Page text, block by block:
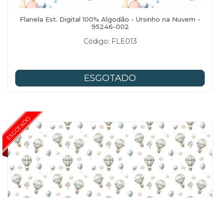
Flanela Est. Digital 100% Algodão - Ursinho na Nuvem -
95246-002
Código: FLE013
ESGOTADO
ESGOTADO